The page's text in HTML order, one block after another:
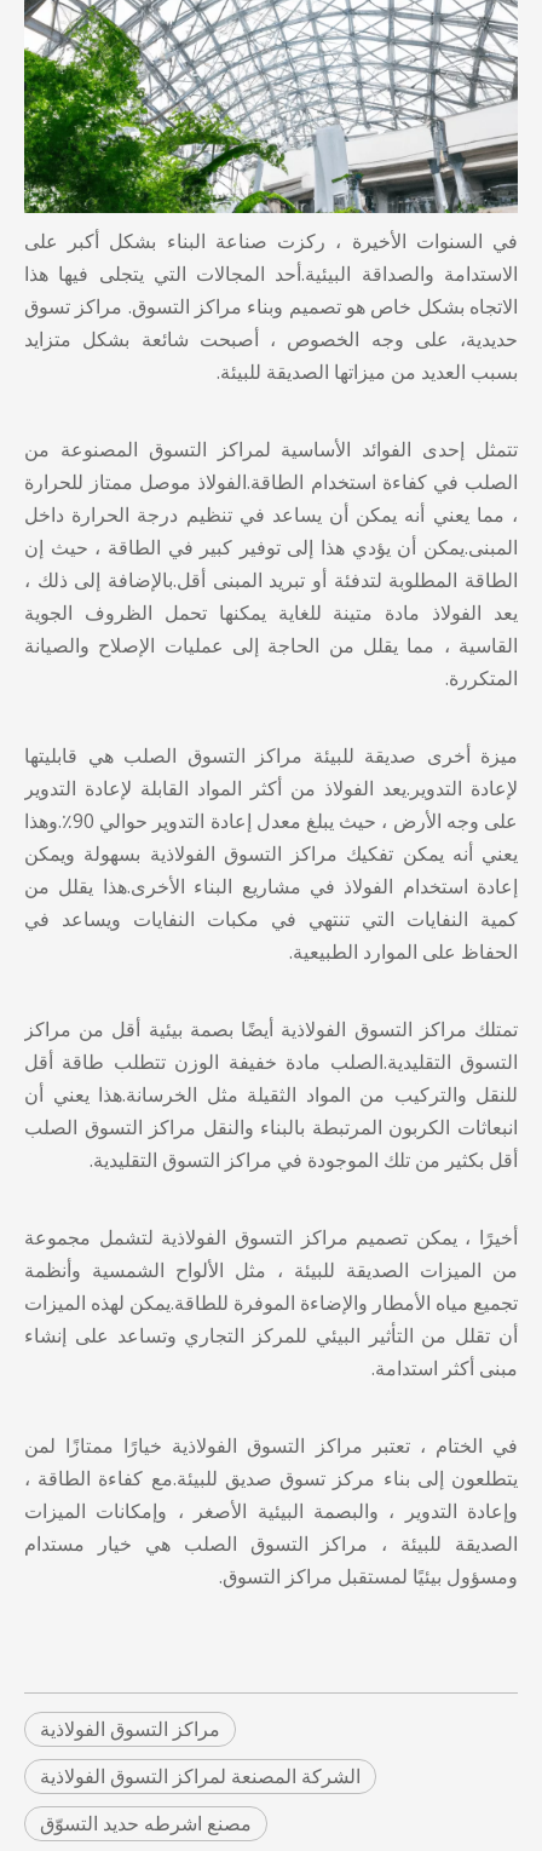
في السنوات الأخيرة ، ركزت صناعة البناء بشكل أكبر على
الاستدامة والصداقة البيئية.أحد المجالات التي يتجلى فيها هذا
الاتجاه بشكل خاص هو تصميم وبناء مراكز التسوق. مراكز تسوق
حديدية، على وجه الخصوص ، أصبحت شائعة بشكل متزايد
بسبب العديد من ميزاتها الصديقة للبيئة.
تتمثل إحدى الفوائد الأساسية لمراكز التسوق المصنوعة من
الصلب في كفاءة استخدام الطاقة.الفولاذ موصل ممتاز للحرارة
، مما يعني أنه يمكن أن يساعد في تنظيم درجة الحرارة داخل
المبنى.يمكن أن يؤدي هذا إلى توفير كبير في الطاقة ، حيث إن
الطاقة المطلوبة لتدفئة أو تبريد المبنى أقل.بالإضافة إلى ذلك ،
يعد الفولاذ مادة متينة للغاية يمكنها تحمل الظروف الجوية
القاسية ، مما يقلل من الحاجة إلى عمليات الإصلاح والصيانة
المتكررة.
ميزة أخرى صديقة للبيئة مراكز التسوق الصلب هي قابليتها
لإعادة التدوير.يعد الفولاذ من أكثر المواد القابلة لإعادة التدوير
على وجه الأرض ، حيث يبلغ معدل إعادة التدوير حوالي 90٪.وهذا
يعني أنه يمكن تفكيك مراكز التسوق الفولاذية بسهولة ويمكن
إعادة استخدام الفولاذ في مشاريع البناء الأخرى.هذا يقلل من
كمية النفايات التي تنتهي في مكبات النفايات ويساعد في
الحفاظ على الموارد الطبيعية.
تمتلك مراكز التسوق الفولاذية أيضًا بصمة بيئية أقل من مراكز
التسوق التقليدية.الصلب مادة خفيفة الوزن تتطلب طاقة أقل
للنقل والتركيب من المواد الثقيلة مثل الخرسانة.هذا يعني أن
انبعاثات الكربون المرتبطة بالبناء والنقل مراكز التسوق الصلب
أقل بكثير من تلك الموجودة في مراكز التسوق التقليدية.
أخيرًا ، يمكن تصميم مراكز التسوق الفولاذية لتشمل مجموعة
من الميزات الصديقة للبيئة ، مثل الألواح الشمسية وأنظمة
تجميع مياه الأمطار والإضاءة الموفرة للطاقة.يمكن لهذه الميزات
أن تقلل من التأثير البيئي للمركز التجاري وتساعد على إنشاء
مبنى أكثر استدامة.
في الختام ، تعتبر مراكز التسوق الفولاذية خيارًا ممتازًا لمن
يتطلعون إلى بناء مركز تسوق صديق للبيئة.مع كفاءة الطاقة ،
وإعادة التدوير ، والبصمة البيئية الأصغر ، وإمكانات الميزات
الصديقة للبيئة ، مراكز التسوق الصلب هي خيار مستدام
ومسؤول بيئيًا لمستقبل مراكز التسوق.
مراكز التسوق الفولاذية
الشركة المصنعة لمراكز التسوق الفولاذية
مصنع اشرطه حديد التسوّق